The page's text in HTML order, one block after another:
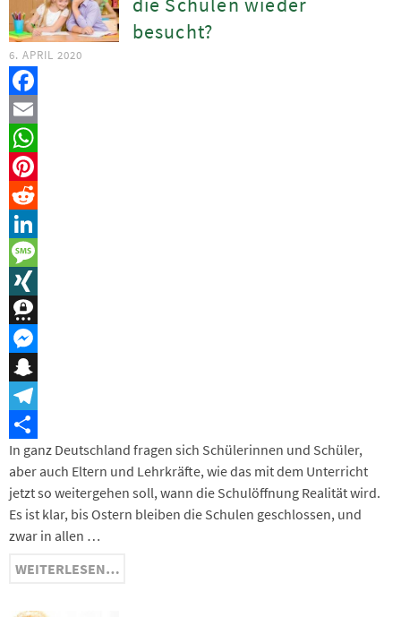
besucht?
6. APRIL 2020
Facebook
Email
WhatsApp
Pinterest
Reddit
LinkedIn
Message
XING
Threema
Messenger
Snapchat
Telegram
Teilen
In ganz Deutschland fragen sich Schülerinnen und Schüler,
aber auch Eltern und Lehrkräfte, wie das mit dem Unterricht
jetzt so weitergehen soll, wann die Schulöffnung Realität wird.
Es ist klar, bis Ostern bleiben die Schulen geschlossen, und
zwar in allen …
WEITERLESEN…